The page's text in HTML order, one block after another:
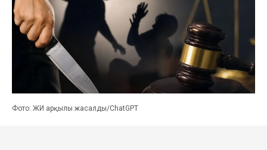
Фото: ЖИ арқылы жасалды/ChatGPT